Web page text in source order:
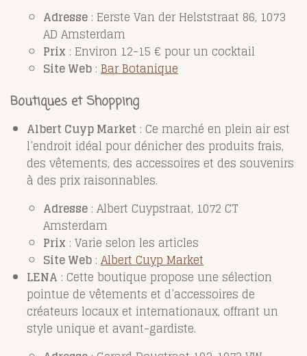
Adresse : Eerste Van der Helststraat 86, 1073
AD Amsterdam
Prix : Environ 12-15 € pour un cocktail
Site Web : Bar Botanique
Boutiques et Shopping
Albert Cuyp Market : Ce marché en plein air est
l’endroit idéal pour dénicher des produits frais,
des vêtements, des accessoires et des souvenirs
à des prix raisonnables.
Adresse : Albert Cuypstraat, 1072 CT
Amsterdam
Prix : Varie selon les articles
Site Web : Albert Cuyp Market
LENA : Cette boutique propose une sélection
pointue de vêtements et d’accessoires de
créateurs locaux et internationaux, offrant un
style unique et avant-gardiste.